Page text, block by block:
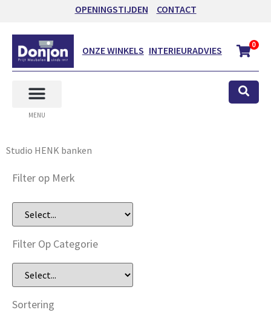
OPENINGSTIJDEN CONTACT
ONZE WINKELS INTERIEURADVIES 0
MENU
Studio HENK banken
Filter op Merk
Filter Op Categorie
Sortering